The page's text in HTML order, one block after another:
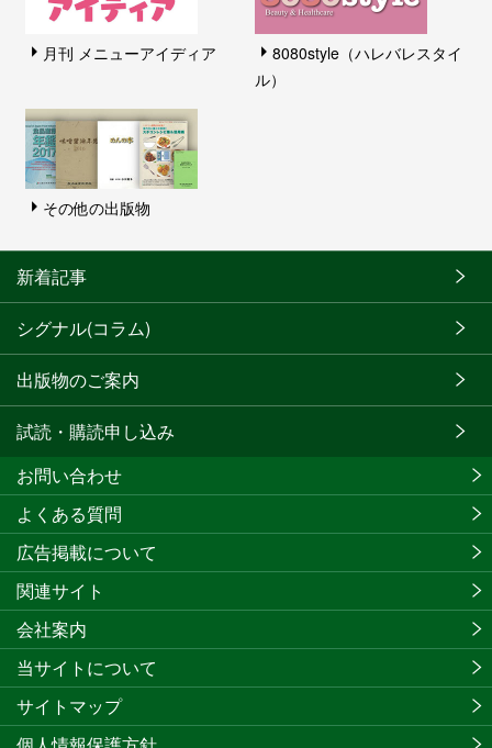
月刊 メニューアイディア
8080style（ハレバレスタイ
ル）
その他の出版物
新着記事
シグナル(コラム)
出版物のご案内
試読・購読申し込み
お問い合わせ
よくある質問
広告掲載について
関連サイト
会社案内
当サイトについて
サイトマップ